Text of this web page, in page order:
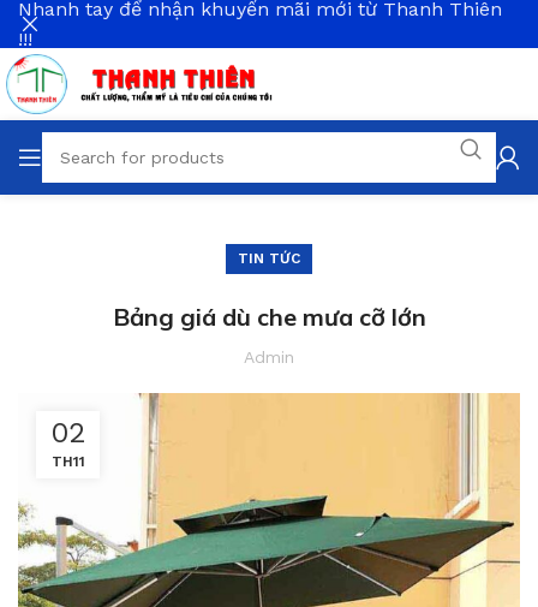
TIN TỨC
Bảng giá dù che mưa cỡ lớn
Admin
02
TH11
Nhanh tay để nhận khuyến mãi mới từ Thanh Thiên
!!!